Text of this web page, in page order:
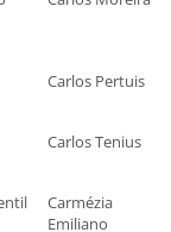
Carlos Pertuis
Carlos Tenius
Carmézia
Emiliano